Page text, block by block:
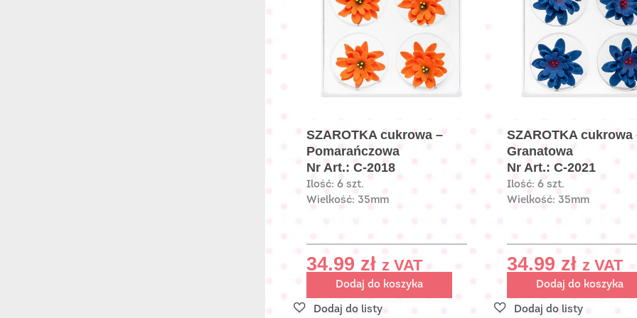
SZAROTKA cukrowa –
Pomarańczowa
Nr Art.: C-2018
Ilość: 6 szt.
Wielkość: 35mm
34.99 zł z VAT
Dodaj do koszyka
SZAROTKA cukrowa
Granatowa
Nr Art.: C-2021
Ilość: 6 szt.
Wielkość: 35mm
34.99 zł z VAT
Dodaj do koszyka